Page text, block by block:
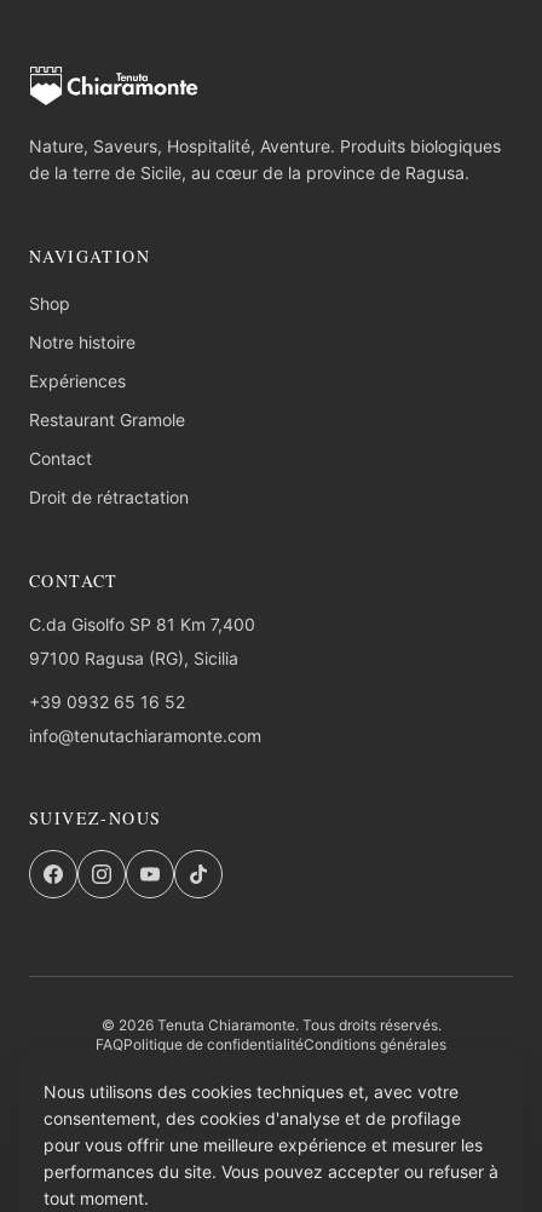
Nature, Saveurs, Hospitalité, Aventure. Produits biologiques
de la terre de Sicile, au cœur de la province de Ragusa.
NAVIGATION
Shop
Notre histoire
Expériences
Restaurant Gramole
Contact
Droit de rétractation
CONTACT
C.da Gisolfo SP 81 Km 7,400
97100 Ragusa (RG), Sicilia
+39 0932 65 16 52
info@tenutachiaramonte.com
SUIVEZ-NOUS
© 2026 Tenuta Chiaramonte. Tous droits réservés.
FAQPolitique de confidentialitéConditions générales
PAGAMENTI SICURI
AMAZON PAY
Nous utilisons des cookies techniques et, avec votre
consentement, des cookies d'analyse et de profilage
pour vous offrir une meilleure expérience et mesurer les
performances du site. Vous pouvez accepter ou refuser à
tout moment.